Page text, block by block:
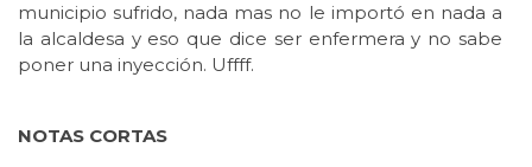
municipio sufrido, nada mas no le importó en nada a
la alcaldesa y eso que dice ser enfermera y no sabe
poner una inyección. Uffff.
NOTAS CORTAS